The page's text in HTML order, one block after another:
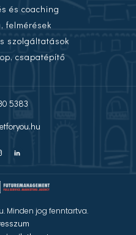
és coaching
felmérések
szolgáltatások
csapatépítő
5383
Minden jog fenntartva.